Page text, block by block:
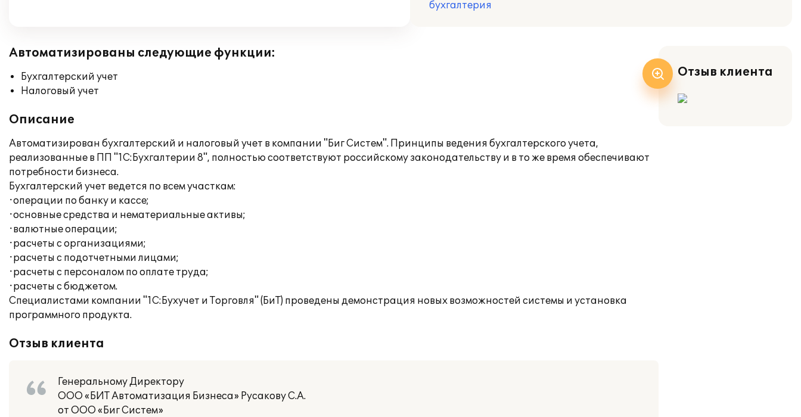
бухгалтерия
Автоматизированы следующие функции:
Бухгалтерский учет
Налоговый учет
Описание
Автоматизирован бухгалтерский и налоговый учет в компании "Биг Систем". Принципы ведения бухгалтерского учета,
реализованные в ПП "1С:Бухгалтерии 8", полностью соответствуют российскому законодательству и в то же время обеспечивают
потребности бизнеса.
Бухгалтерский учет ведется по всем участкам:
·операции по банку и кассе;
·основные средства и нематериальные активы;
·валютные операции;
·расчеты с организациями;
·расчеты с подотчетными лицами;
·расчеты с персоналом по оплате труда;
·расчеты с бюджетом.
Специалистами компании "1С:Бухучет и Торговля" (БиТ) проведены демонстрация новых возможностей системы и установка
программного продукта.
Отзыв клиента
Генеральному Директору
ООО «БИТ Автоматизация Бизнеса» Русакову С.А.
от ООО «Биг Систем»
Отзыв клиента